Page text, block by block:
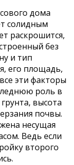
дома
солидным
раскрошится,
без
и тип
его площадь,
эти факторы
роль в
высота
почвы.
несущая
Ведь если
второго